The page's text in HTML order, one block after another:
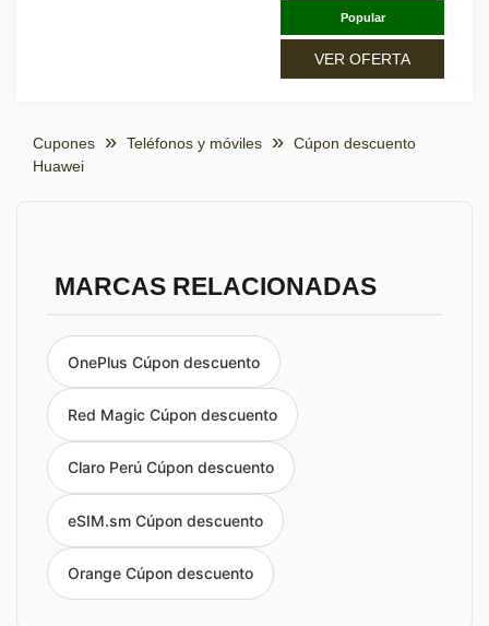
Popular
VER OFERTA
Cupones Teléfonos y móviles
Cúpon descuento
Huawei
MARCAS RELACIONADAS
OnePlus Cúpon descuento
Red Magic Cúpon descuento
Claro Perú Cúpon descuento
eSIM.sm Cúpon descuento
Orange Cúpon descuento